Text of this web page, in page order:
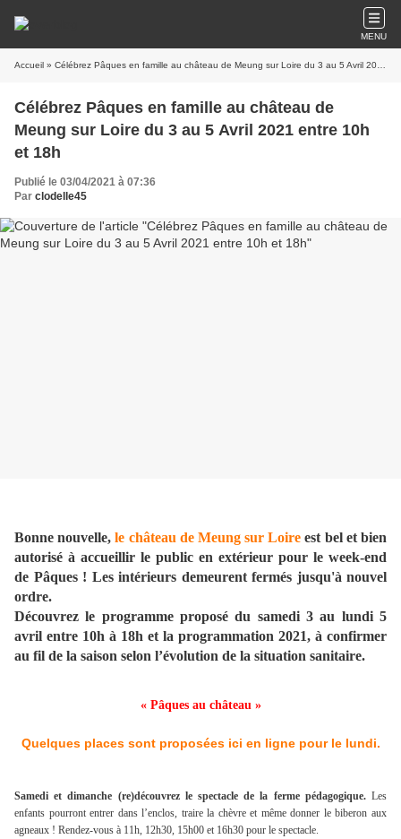
MENU
Accueil » Célébrez Pâques en famille au château de Meung sur Loire du 3 au 5 Avril 2021 entre 10h et 18h
Célébrez Pâques en famille au château de
Meung sur Loire du 3 au 5 Avril 2021 entre 10h
et 18h
Publié le 03/04/2021 à 07:36
Par clodelle45
Bonne nouvelle,le château de Meung sur Loireest bel et bien
autorisé à accueillir le public en extérieur pour le week-end
de Pâques ! Les intérieurs demeurent fermés jusqu'à nouvel
ordre.
Découvrez le programme proposé du samedi 3 au lundi 5
avril entre 10h à 18h et la programmation 2021, à confirmer
au fil de la saison selon l’évolution de la situation sanitaire.
« Pâques au château »
Quelques places sont proposées ici en ligne pour le lundi.
Samedi et dimanche (re)découvrez le spectacle de la ferme pédagogique.Les
enfants pourront entrer dans l’enclos, traire la chèvre et même donner le biberon aux
agneaux ! Rendez-vous à 11h, 12h30, 15h00 et 16h30 pour le spectacle.